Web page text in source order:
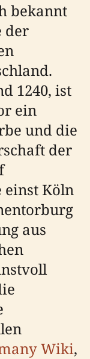
bekannt
der
1240, ist
ein
und die
der
einst Köln
aus
Wiki,